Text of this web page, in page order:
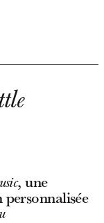
, une
personnalisée